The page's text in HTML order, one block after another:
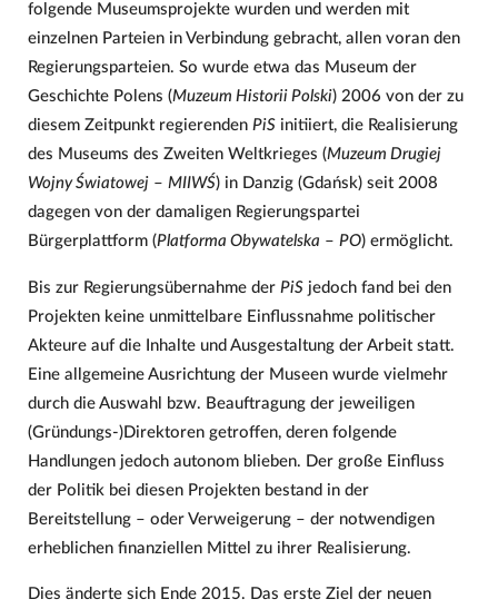
folgende Museumsprojekte wurden und werden mit
einzelnen Parteien in Verbindung gebracht, allen voran den
Regierungsparteien. So wurde etwa das Museum der
Geschichte Polens (Muzeum Historii Polski) 2006 von der zu
diesem Zeitpunkt regierenden PiSinitiiert, die Realisierung
des Museums des Zweiten Weltkrieges (Muzeum Drugiej
Wojny Światowej– MIIWŚ) in Danzig (Gdańsk) seit 2008
dagegen von der damaligen Regierungspartei
Bürgerplattform (Platforma Obywatelska – PO) ermöglicht.
Bis zur Regierungsübernahme der PiSjedoch fand bei den
Projekten keine unmittelbare Einflussnahme politischer
Akteure auf die Inhalte und Ausgestaltung der Arbeit statt.
Eine allgemeine Ausrichtung der Museen wurde vielmehr
durch die Auswahl bzw. Beauftragung der jeweiligen
(Gründungs-)Direktoren getroffen, deren folgende
Handlungen jedoch autonom blieben. Der große Einfluss
der Politik bei diesen Projekten bestand in der
Bereitstellung – oder Verweigerung – der notwendigen
erheblichen finanziellen Mittel zu ihrer Realisierung.
Dies änderte sich Ende 2015. Das erste Ziel der neuen